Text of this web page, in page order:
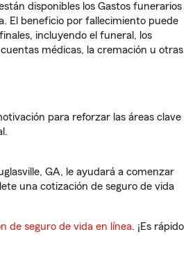
disponibles los Gastos funerarios
El beneficio por fallecimiento puede
incluyendo el funeral, los
médicas, la cremación u otras
para reforzar las áreas clave
GA, le ayudará a comenzar
una cotización de seguro de vida
de seguro de vida en línea. ¡Es rápido